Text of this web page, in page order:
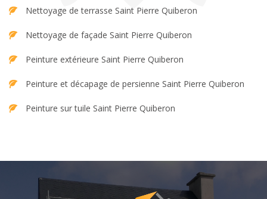
Nettoyage de terrasse Saint Pierre Quiberon
Nettoyage de façade Saint Pierre Quiberon
Peinture extérieure Saint Pierre Quiberon
Peinture et décapage de persienne Saint Pierre Quiberon
Peinture sur tuile Saint Pierre Quiberon